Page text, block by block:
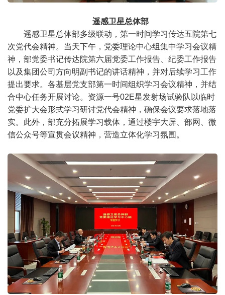
遥感卫星总体部
遥感卫星总体部多级联动，第一时间学习传达五院第七
次党代会精神。当天下午，党委理论中心组集中学习会议精
神，部党委书记传达院第六届党委工作报告、纪委工作报告
以及集团公司方向明副书记的讲话精神，并对后续学习工作
提出要求。各基层党支部第一时间组织学习会议精神，并结
合中心任务开展讨论。资源一号02E星发射场试验队以临时
党委扩大会形式学习研讨党代会精神，确保会议要求落地落
实。此外，部充分拓展学习载体，通过楼宇大屏、部网、微
信公众号等宣贯会议精神，营造立体化学习氛围。